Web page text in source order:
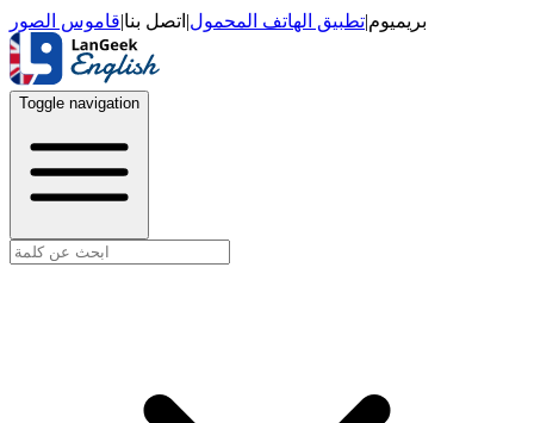
بريميوم|تطبيق الهاتف المحمول| اتصل بنا|قاموس الصور
Toggle navigation